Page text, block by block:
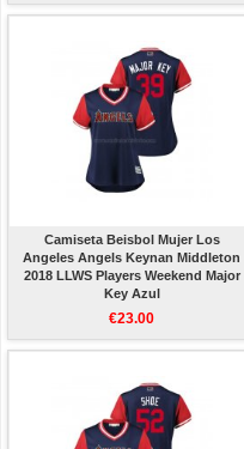
Camiseta Beisbol Mujer Los
Angeles Angels Keynan Middleton
2018 LLWS Players Weekend Major
Key Azul
€23.00